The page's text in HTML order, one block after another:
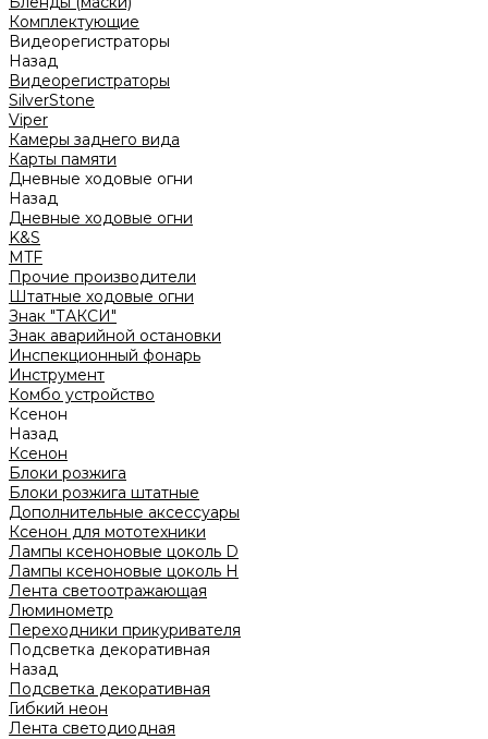
Комплектующие
Видеорегистраторы
Назад
Видеорегистраторы
SilverStone
Viper
Камеры заднего вида
Карты памяти
Дневные ходовые огни
Назад
Дневные ходовые огни
K&S
MTF
Прочие производители
Штатные ходовые огни
Знак "ТАКСИ"
Знак аварийной остановки
Инспекционный фонарь
Инструмент
Комбо устройство
Ксенон
Назад
Ксенон
Блоки розжига
Блоки розжига штатные
Дополнительные аксессуары
Ксенон для мототехники
Лампы ксеноновые цоколь D
Лампы ксеноновые цоколь H
Лента светоотражающая
Люминометр
Переходники прикуривателя
Подсветка декоративная
Назад
Подсветка декоративная
Гибкий неон
Лента светодиодная